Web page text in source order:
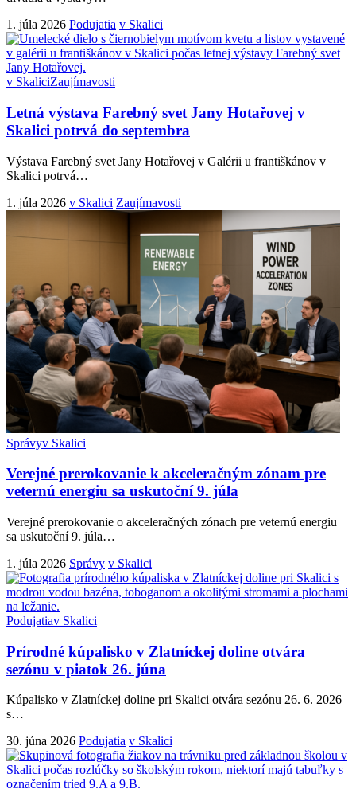
1. júla 2026 Podujatia v Skalici
v SkaliciZaujímavosti
Letná výstava Farebný svet Jany Hotařovej v
Skalici potrvá do septembra
Výstava Farebný svet Jany Hotařovej v Galérii u františkánov v
Skalici potrvá…
1. júla 2026 v Skalici Zaujímavosti
Správyv Skalici
Verejné prerokovanie k akceleračným zónam pre
veternú energiu sa uskutoční 9. júla
Verejné prerokovanie o akceleračných zónach pre veternú energiu
sa uskutoční 9. júla…
1. júla 2026 Správy v Skalici
Podujatiav Skalici
Prírodné kúpalisko v Zlatníckej doline otvára
sezónu v piatok 26. júna
Kúpalisko v Zlatníckej doline pri Skalici otvára sezónu 26. 6. 2026
s…
30. júna 2026 Podujatia v Skalici